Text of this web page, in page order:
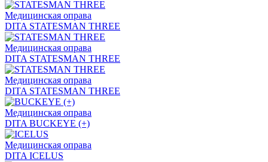
Медицинская оправа
DITA STATESMAN THREE
Медицинская оправа
DITA STATESMAN THREE
Медицинская оправа
DITA STATESMAN THREE
Медицинская оправа
DITA BUCKEYE (+)
Медицинская оправа
DITA ICELUS